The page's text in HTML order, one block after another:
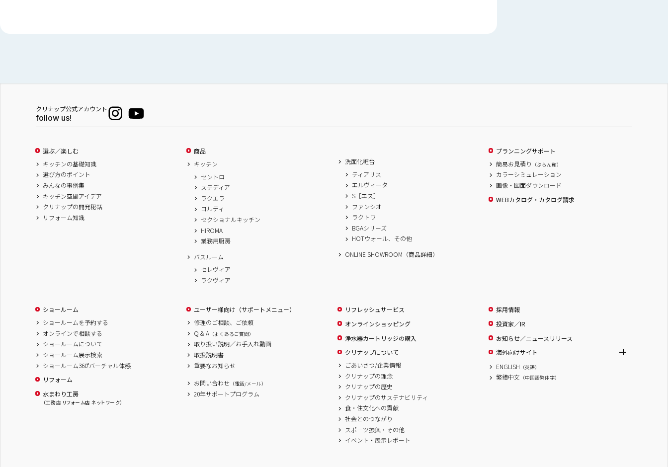
クリナップ公式アカウント
follow us!
選ぶ／楽しむ
キッチンの基礎知識
選び方のポイント
みんなの事例集
キッチン空間アイデア
クリナップの開発秘話
リフォーム知識
商品
キッチン
セントロ
ステディア
ラクエラ
コルティ
セクショナルキッチン
HIROMA
業務用厨房
バスルーム
セレヴィア
ラクヴィア
洗面化粧台
ティアリス
エルヴィータ
S［エス］
ファンシオ
ラクトワ
BGAシリーズ
HOTウォール、その他
ONLINE SHOWROOM（商品詳細）
プランニングサポート
簡易お見積り
（ぷらん館）
カラーシミュレーション
画像・図面ダウンロード
WEBカタログ・カタログ請求
ショールーム
ショールームを予約する
オンラインで相談する
ショールームについて
ショールーム展示検索
ショールーム360°バーチャル体感
リフォーム
水まわり工房
（工務店 リフォーム店 ネットワーク）
ユーザー様向け（サポートメニュー）
修理のご相談、ご依頼
Q & A （よくあるご質問）
取り扱い説明／お手入れ動画
取扱説明書
重要なお知らせ
お問い合わせ （電話/メール）
20年サポートプログラム
リフレッシュサービス
オンラインショッピング
浄水器カートリッジの購入
クリナップについて
ごあいさつ/企業情報
クリナップの理念
クリナップの歴史
クリナップのサステナビリティ
食・住文化への貢献
社会とのつながり
スポーツ振興・その他
イベント・展示レポート
採用情報
投資家／IR
お知らせ／ニュースリリース
海外向けサイト
ENGLISH （英語）
繁體中文 （中国語繁体字）